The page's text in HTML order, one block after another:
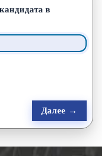
в
Далее →